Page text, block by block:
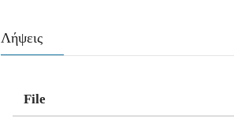
Λήψεις
File